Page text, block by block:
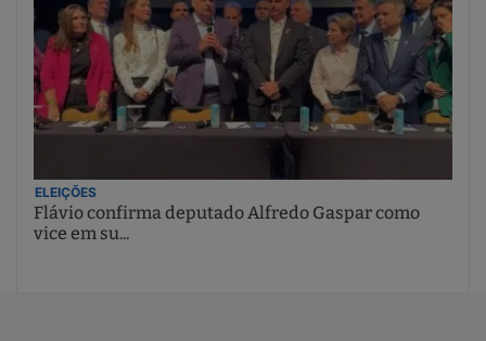
ELEIÇÕES
Flávio confirma deputado Alfredo Gaspar como
vice em su...